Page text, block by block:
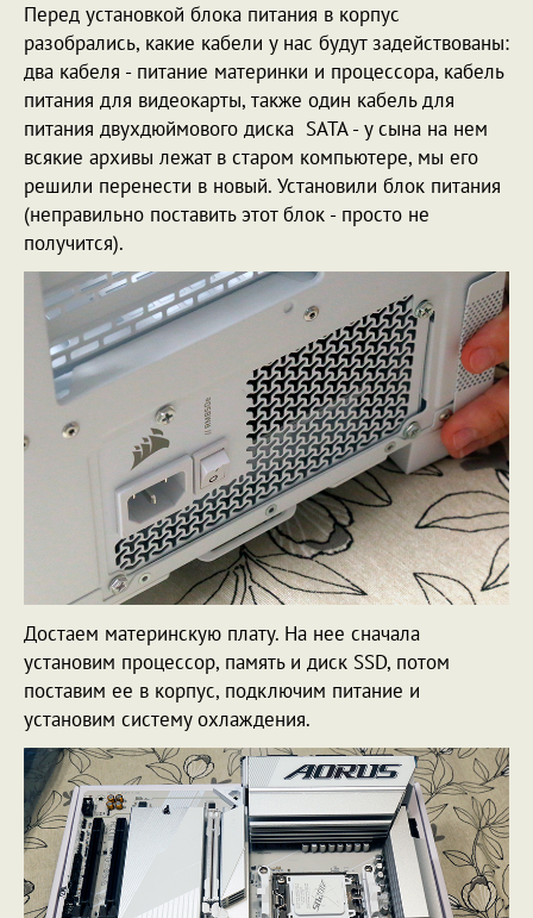
Перед установкой блока питания в корпус
разобрались, какие кабели у нас будут задействованы:
два кабеля - питание материнки и процессора, кабель
питания для видеокарты, также один кабель для
питания двухдюймового диска SATA - у сына на нем
всякие архивы лежат в старом компьютере, мы его
решили перенести в новый. Установили блок питания
(неправильно поставить этот блок - просто не
получится).
Достаем материнскую плату. На нее сначала
установим процессор, память и диск SSD, потом
поставим ее в корпус, подключим питание и
установим систему охлаждения.